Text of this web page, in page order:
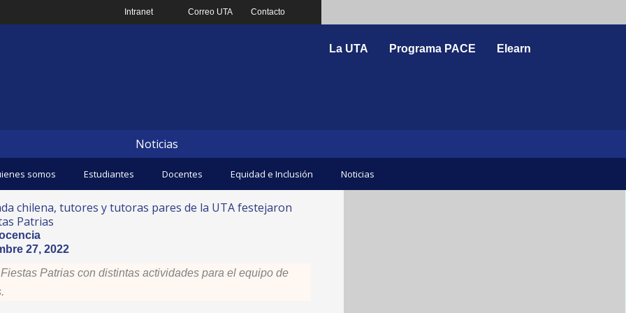
Intranet Correo UTA Contacto
La UTA Programa PACE Elearn
Noticias
somos Estudiantes Docentes Equidad e Inclusión Noticias
chilena, tutores y tutoras pares de la UTA festejaron
Patrias
27, 2022
Patrias con distintas actividades para el equipo de